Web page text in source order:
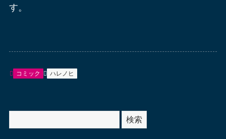
す。
コミック ハレノヒ
イ
検索